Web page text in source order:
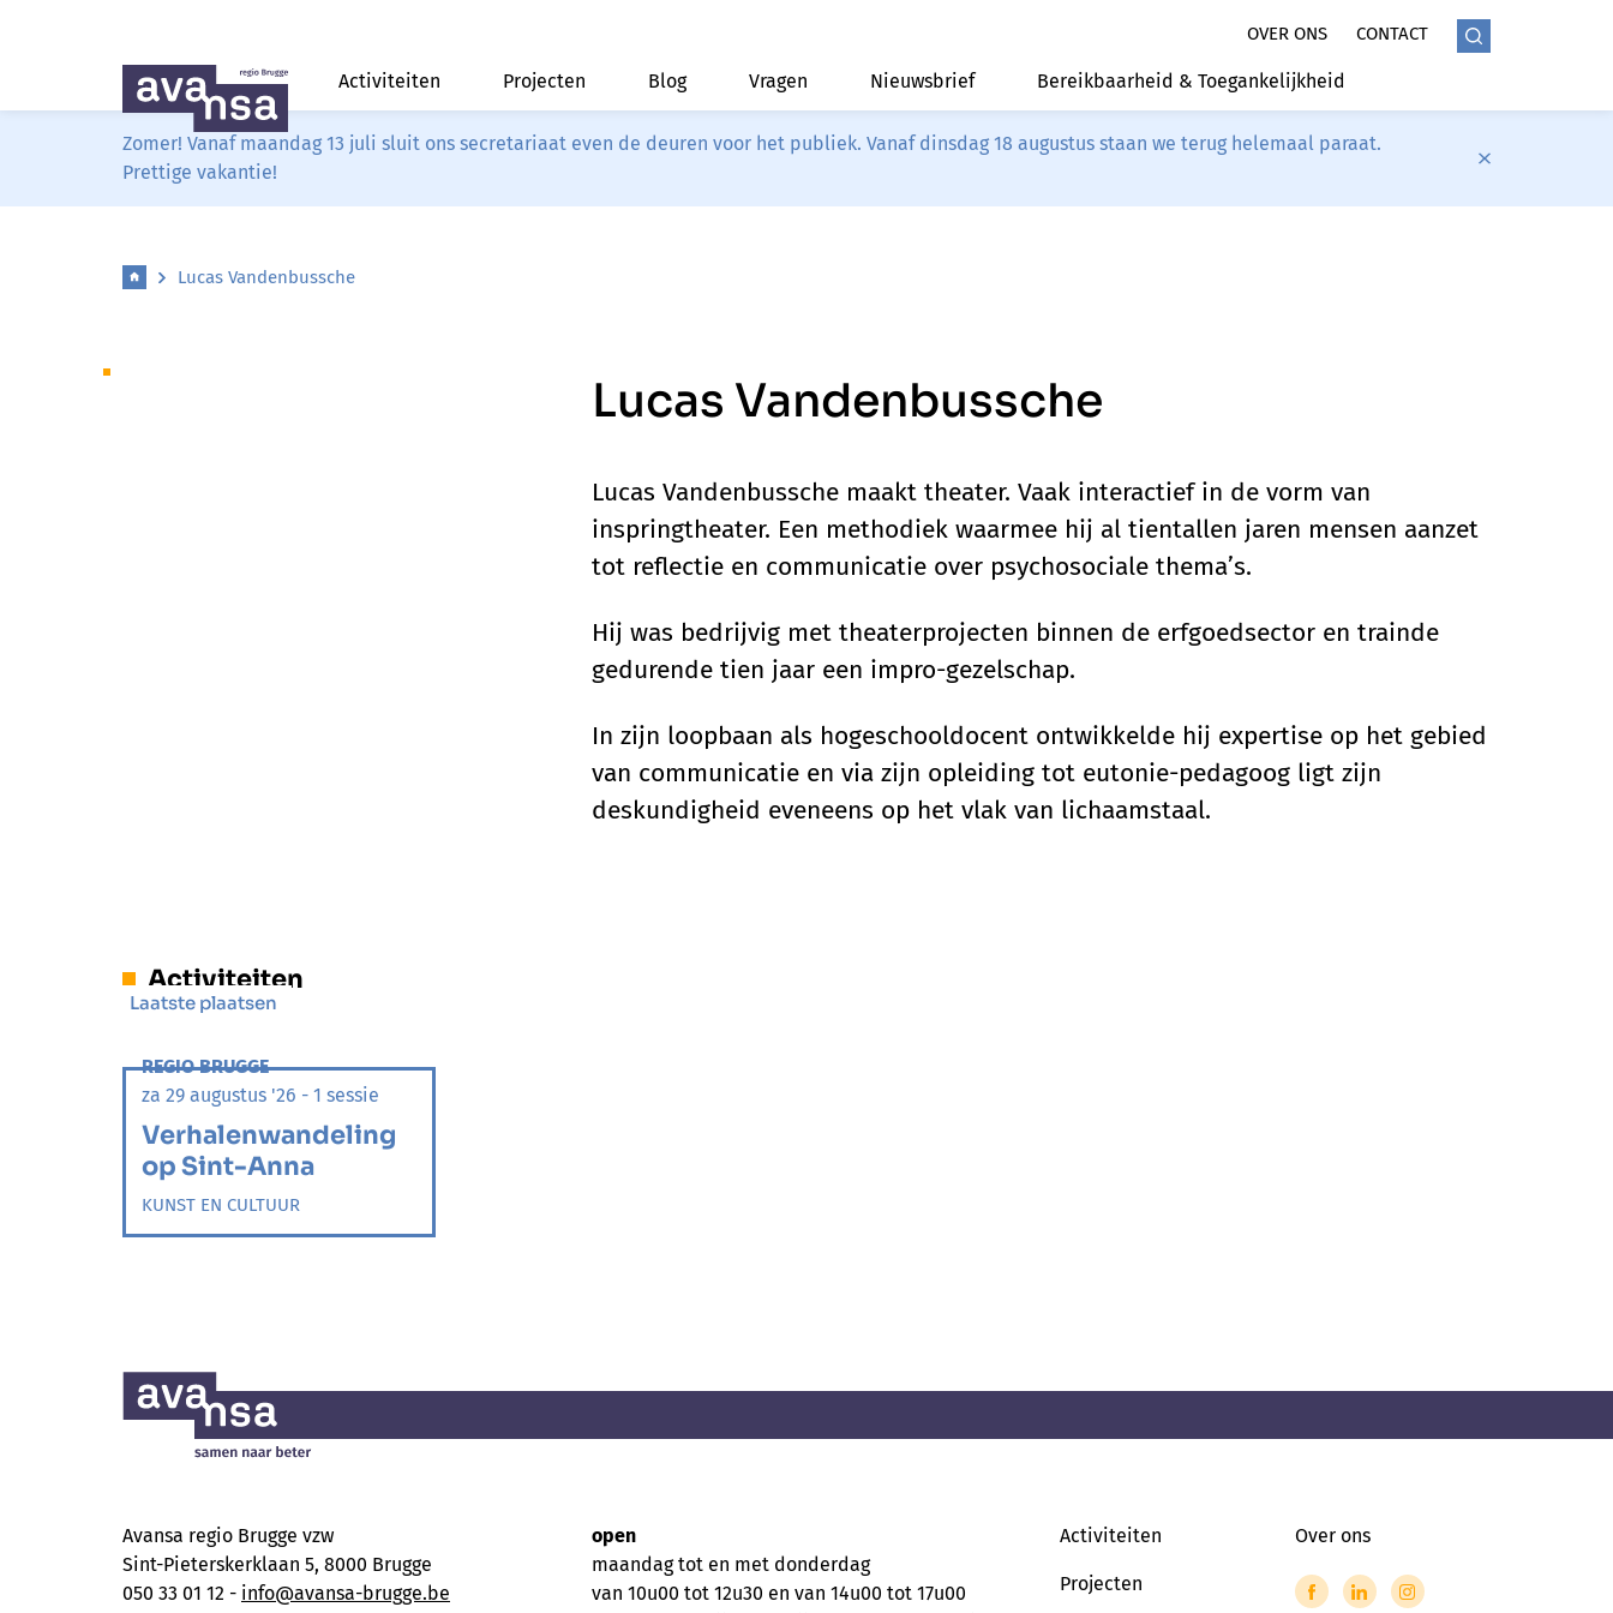
OVER ONS CONTACT
Activiteiten Projecten Blog Vragen Nieuwsbrief Bereikbaarheid & Toegankelijkheid
Zomer! Vanaf maandag 13 juli sluit ons secretariaat even de deuren voor het publiek. Vanaf dinsdag 18 augustus staan we terug helemaal paraat.
Prettige vakantie!
Lucas Vandenbussche
Lucas Vandenbussche
Lucas Vandenbussche maakt theater. Vaak interactief in de vorm van
inspringtheater. Een methodiek waarmee hij al tientallen jaren mensen aanzet
tot reflectie en communicatie over psychosociale thema’s.
Hij was bedrijvig met theaterprojecten binnen de erfgoedsector en trainde
gedurende tien jaar een impro-gezelschap.
In zijn loopbaan als hogeschooldocent ontwikkelde hij expertise op het gebied
van communicatie en via zijn opleiding tot eutonie-pedagoog ligt zijn
deskundigheid eveneens op het vlak van lichaamstaal.
Activiteiten
Laatste plaatsen
REGIO BRUGGE
za 29 augustus '26 - 1 sessie
Verhalenwandeling
op Sint-Anna
KUNST EN CULTUUR
Avansa regio Brugge vzw
Sint-Pieterskerklaan 5, 8000 Brugge
050 33 01 12 - info@avansa-brugge.be
open
maandag tot en met donderdag
van 10u00 tot 12u30 en van 14u00 tot 17u00
Activiteiten
Projecten
Over ons